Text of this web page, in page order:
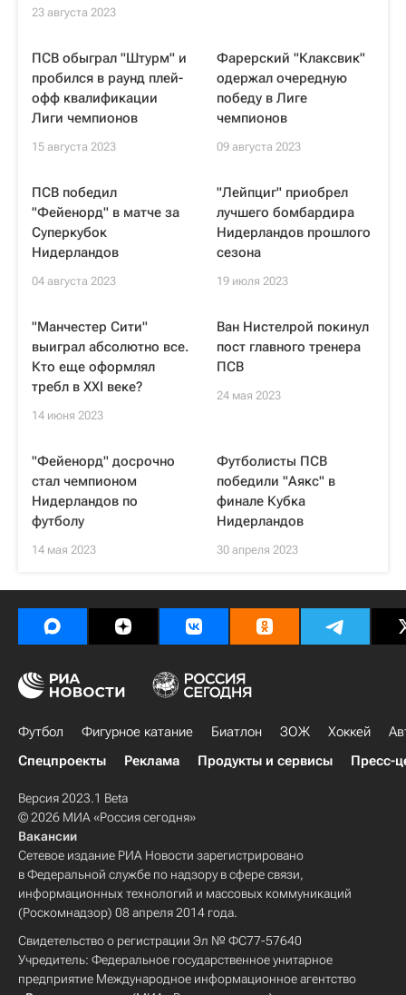
23 августа 2023
ПСВ обыграл "Штурм" и
пробился в раунд плей-
офф квалификации
Лиги чемпионов
15 августа 2023
Фарерский "Клаксвик"
одержал очередную
победу в Лиге
чемпионов
09 августа 2023
ПСВ победил
"Фейенорд" в матче за
Суперкубок
Нидерландов
04 августа 2023
"Лейпциг" приобрел
лучшего бомбардира
Нидерландов прошлого
сезона
19 июля 2023
"Манчестер Сити"
выиграл абсолютно все.
Кто еще оформлял
требл в XXI веке?
14 июня 2023
Ван Нистелрой покинул
пост главного тренера
ПСВ
24 мая 2023
"Фейенорд" досрочно
стал чемпионом
Нидерландов по
футболу
14 мая 2023
Футболисты ПСВ
победили "Аякс" в
финале Кубка
Нидерландов
30 апреля 2023
Футбол Фигурное катание Биатлон ЗОЖ Хоккей
Спецпроекты
Реклама Продукты и сервисы Пресс-
Версия 2023.1 Beta
© 2026 МИА «Россия сегодня»
Вакансии
Сетевое издание РИА Новости зарегистрировано
в Федеральной службе по надзору в сфере связи,
информационных технологий и массовых коммуникаций
(Роскомнадзор) 08 апреля 2014 года.
Свидетельство о регистрации Эл № ФС77-57640
Учредитель: Федеральное государственное унитарное
предприятие Международное информационное агентство